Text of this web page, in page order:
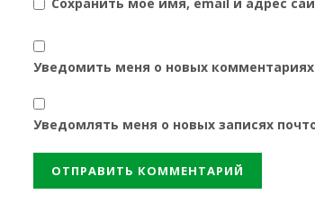
Уведомить меня о новых комментариях
Уведомлять меня о новых записях